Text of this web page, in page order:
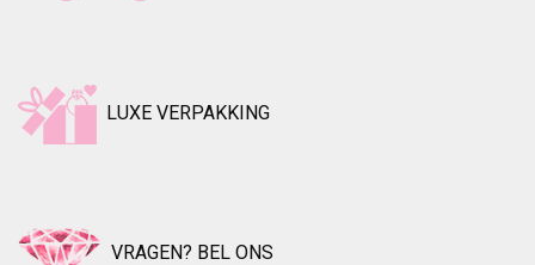
LUXE VERPAKKING
VRAGEN? BEL ONS